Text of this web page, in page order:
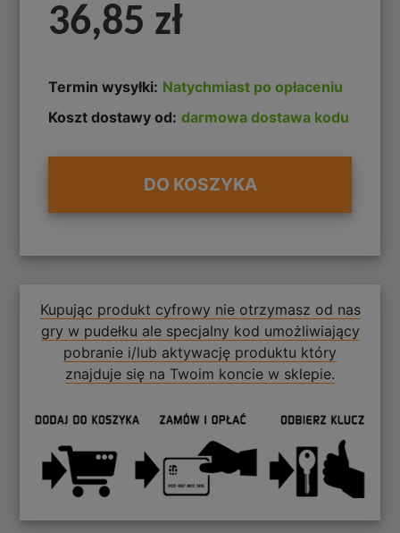
36,85 zł
Termin wysyłki: Natychmiast po opłaceniu
Koszt dostawy od: darmowa dostawa kodu
DO KOSZYKA
Kupując produkt cyfrowy nie otrzymasz od nas
gry w pudełku ale specjalny kod umożliwiający
pobranie i/lub aktywację produktu który
znajduje się na Twoim koncie w sklepie.